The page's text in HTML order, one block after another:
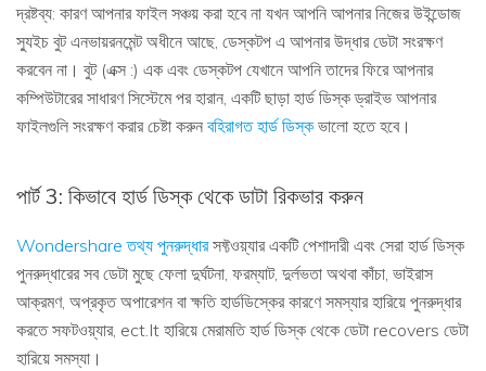
দ্রষ্টব্য: কারণ আপনার ফাইল সঞ্চয় করা হবে না যখন আপনি আপনার নিজের উইন্ডোজ
স্যুইচ বুট এনভায়রনমেন্ট অধীনে আছে, ডেস্কটপ এ আপনার উদ্ধার ডেটা সংরক্ষণ
করবেন না। বুট (এক্স :) এক এবং ডেস্কটপ যেখানে আপনি তাদের ফিরে আপনার
কম্পিউটারের সাধারণ সিস্টেমে পর হারান, একটি ছাড়া হার্ড ডিস্ক ড্রাইভ আপনার
ফাইলগুলি সংরক্ষণ করার চেষ্টা করুন বহিরাগত হার্ড ডিস্ক ভালো হতে হবে।
পার্ট 3: কিভাবে হার্ড ডিস্ক থেকে ডাটা রিকভার করুন
Wondershare তথ্য পুনরুদ্ধারসফ্টওয়্যার একটি পেশাদারী এবং সেরা হার্ড ডিস্ক
পুনরুদ্ধারের সব ডেটা মুছে ফেলা দুর্ঘটনা, ফরম্যাট, দুর্লভতা অথবা কাঁচা, ভাইরাস
আক্রমণ, অপ্রকৃত অপারেশন বা ক্ষতি হার্ডডিস্কের কারণে সমস্যার হারিয়ে পুনরুদ্ধার
করতে সফটওয়্যার, ect.It হারিয়ে মেরামতি হার্ড ডিস্ক থেকে ডেটা recovers ডেটা
হারিয়ে সমস্যা।